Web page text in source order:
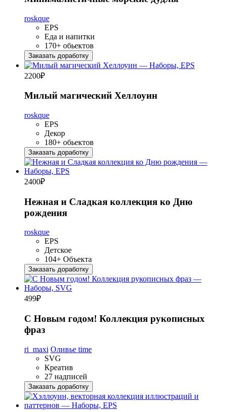
roskque
EPS
Еда и напитки
170+ обьектов
Заказать доработку
2200₽
Милый магический Хеллоуин
roskque
EPS
Декор
180+ обьектов
Заказать доработку
2400₽
Нежная и Сладкая коллекция ко Дню
рождения
roskque
EPS
Детское
104+ Объекта
Заказать доработку
499₽
С Новым годом! Коллекция рукописных
фраз
ri_maxi Оливье time
SVG
Креатив
27 надписей
Заказать доработку